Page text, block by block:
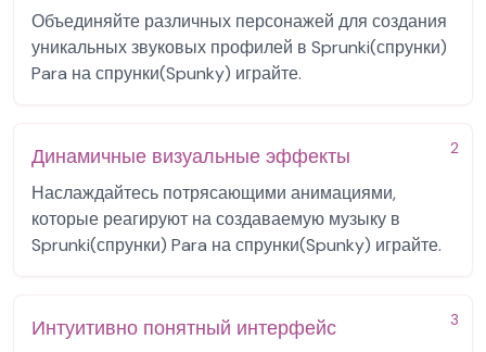
Объединяйте различных персонажей для создания
уникальных звуковых профилей в Sprunki(спрунки)
Para на спрунки(Spunky) играйте.
2
Динамичные визуальные эффекты
Наслаждайтесь потрясающими анимациями,
которые реагируют на создаваемую музыку в
Sprunki(спрунки) Para на спрунки(Spunky) играйте.
3
Интуитивно понятный интерфейс